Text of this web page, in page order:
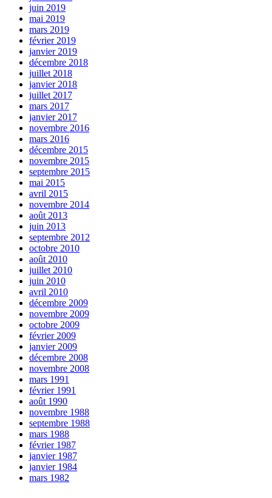
juin 2019
mai 2019
mars 2019
février 2019
janvier 2019
décembre 2018
juillet 2018
janvier 2018
juillet 2017
mars 2017
janvier 2017
novembre 2016
mars 2016
décembre 2015
novembre 2015
septembre 2015
mai 2015
avril 2015
novembre 2014
août 2013
juin 2013
septembre 2012
octobre 2010
août 2010
juillet 2010
juin 2010
avril 2010
décembre 2009
novembre 2009
octobre 2009
février 2009
janvier 2009
décembre 2008
novembre 2008
mars 1991
février 1991
août 1990
novembre 1988
septembre 1988
mars 1988
février 1987
janvier 1987
janvier 1984
mars 1982